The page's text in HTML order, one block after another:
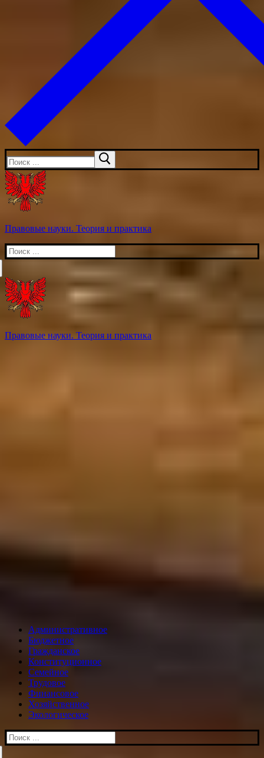
Искать:
Правовые науки. Теория и практика
Искать:
Правовые науки. Теория и практика
Административное
Бюджетное
Гражданское
Конституционное
Семейное
Трудовое
Финансовое
Хозяйственное
Экологическое
Искать: